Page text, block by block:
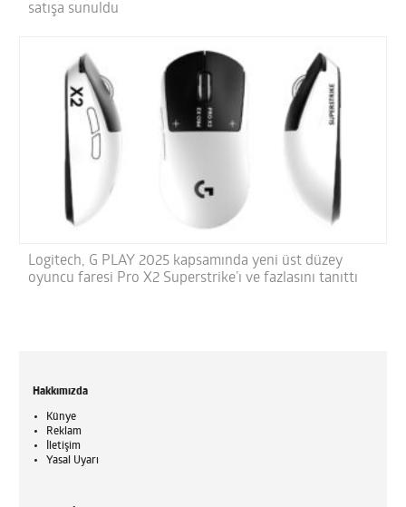
satışa sunuldu
Logitech, G PLAY 2025 kapsamında yeni üst düzey
oyuncu faresi Pro X2 Superstrike’ı ve fazlasını tanıttı
Hakkımızda
Künye
Reklam
İletişim
Yasal Uyarı